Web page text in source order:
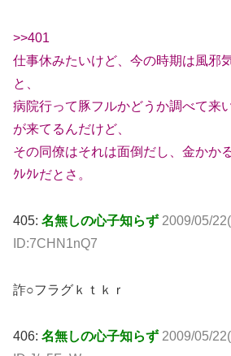
>>401
仕事休みたいけど、今の時期は風邪
と、
病院行って豚フルかどうか調べて来
が来てるんだけど、
その同僚はそれは面倒だし、金かか
ｸﾚｸﾚだとさ。
405: 名無しの心子知らず 2009/05/
ID:7CHN1nQ7
詐○フラグｋｔｋｒ
406: 名無しの心子知らず 2009/05/